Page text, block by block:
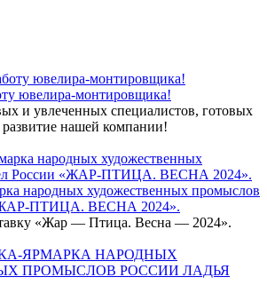
ювелира-монтировщика!
и увлеченных специалистов, готовых
развитие нашей компании!
народных художественных промыслов
ПТИЦА. ВЕСНА 2024».
«Жар — Птица. Весна — 2024».